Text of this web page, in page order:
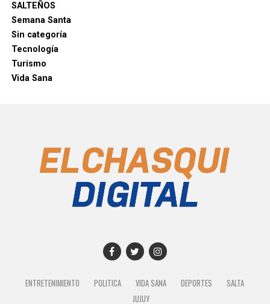
SALTEÑOS
Semana Santa
Sin categoría
Tecnología
Turismo
Vida Sana
ENTRETENIMIENTO POLITICA VIDA SANA DEPORTES
SALTA
JUJUY